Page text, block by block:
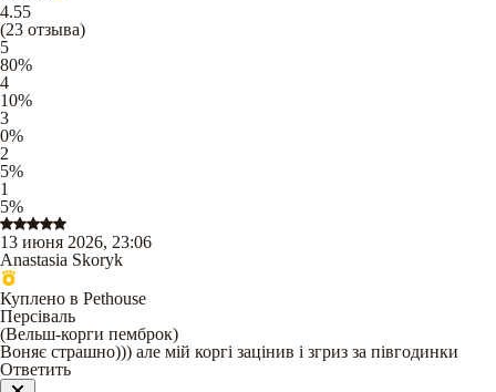
4.55
(23 отзыва)
5
80%
4
10%
3
0%
2
5%
1
5%
13 июня 2026, 23:06
Anastasia Skoryk
Куплено в Pethouse
Персіваль
(Вельш-корги пемброк)
Воняє страшно))) але мій коргі зацінив і згриз за півгодинки
Ответить